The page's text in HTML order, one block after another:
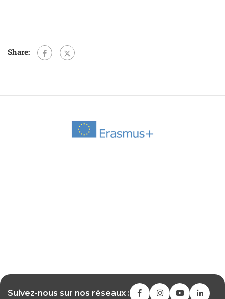
Share:
Suivez-nous sur nos réseaux :